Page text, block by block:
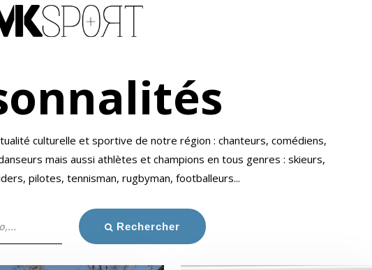
culturelle et sportive de notre région : chanteurs, comédiens,
mais aussi athlètes et champions en tous genres : skieurs,
pilotes, tennisman, rugbyman, footballeurs...
Rechercher